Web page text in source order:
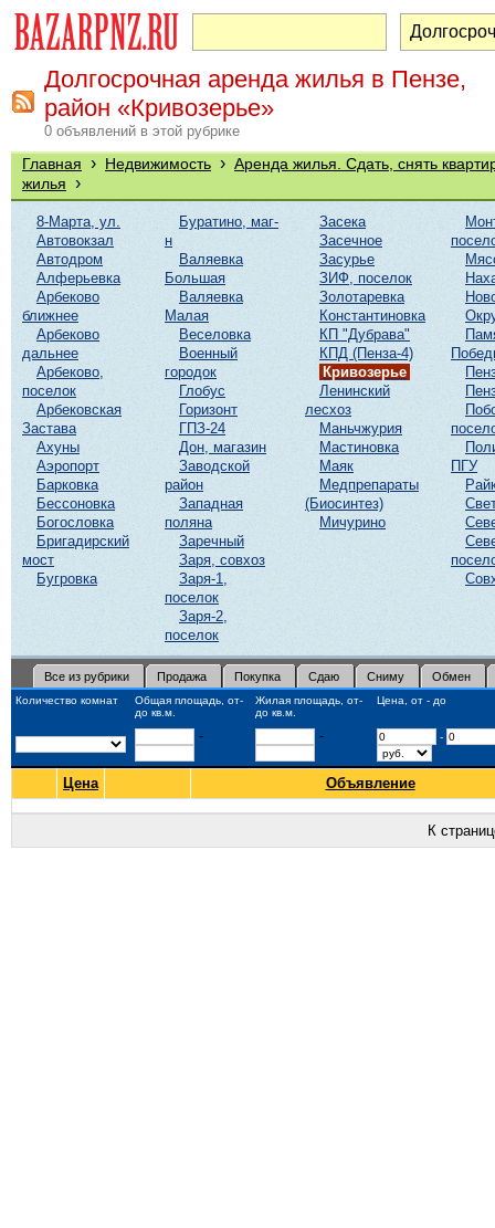
Долгосрочная аренда жилья в Пензе,
район «Кривозерье»
0 объявлений в этой рубрике
Главная › Недвижимость › Аренда жилья. Сдать, снять
жилья ›
8-Марта, ул.
Автовокзал
Автодром
Алферьевка
Арбеково
ближнее
Арбеково
дальнее
Арбеково,
поселок
Арбековская
Застава
Ахуны
Аэропорт
Барковка
Бессоновка
Богословка
Бригадирский
мост
Бугровка
Буратино, маг-
н
Валяевка
Большая
Валяевка
Малая
Веселовка
Военный
городок
Глобус
Горизонт
ГПЗ-24
Дон, магазин
Заводской
район
Западная
поляна
Заречный
Заря, совхоз
Заря-1,
поселок
Заря-2,
поселок
Засека
Засечное
Засурье
ЗИФ, поселок
Золотаревка
Константиновка
КП "Дубрава"
КПД (Пенза-4)
Кривозерье
Ленинский
лесхоз
Маньчжурия
Мастиновка
Маяк
Медпрепараты
(Биосинтез)
Мичурино
ПГУ
Все из рубрики Продажа Покупка Сдаю Сниму Обмен
Количество комнат
Общая площадь, от-
до кв.м.
Жилая площадь, от-
до кв.м.
Цена, от - до
- - -
Цена Объявление
К